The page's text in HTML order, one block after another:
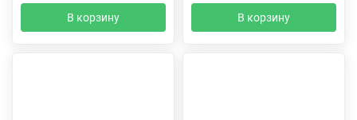
В корзину В корзину